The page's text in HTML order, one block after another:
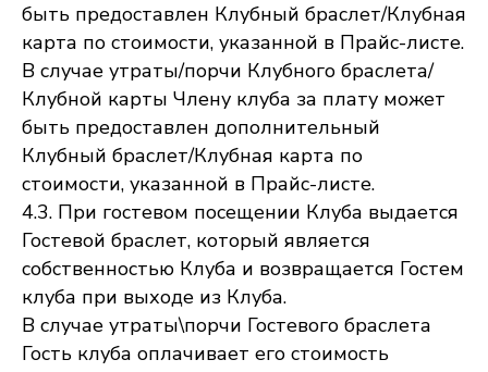
быть предоставлен Клубный браслет/Клубная
карта по стоимости, указанной в Прайс-листе.
В случае утраты/порчи Клубного браслета/
Клубной карты Члену клуба за плату может
быть предоставлен дополнительный
Клубный браслет/Клубная карта по
стоимости, указанной в Прайс-листе.
4.3. При гостевом посещении Клуба выдается
Гостевой браслет, который является
собственностью Клуба и возвращается Гостем
клуба при выходе из Клуба.
В случае утраты\порчи Гостевого браслета
Гость клуба оплачивает его стоимость